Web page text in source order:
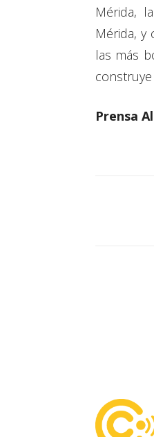
Mérida,
Mérida, y
las más
construye
Prensa